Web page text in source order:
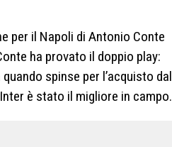
per il Napoli di Antonio Conte
ha provato il doppio play:
spinse per l’acquisto dal
è stato il migliore in campo.